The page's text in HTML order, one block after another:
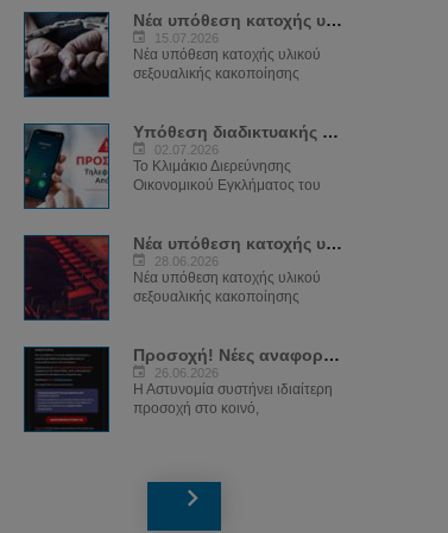
Νέα υπόθεση κατοχής υλικού παιδικής...
15.07.2026
Νέα υπόθεση κατοχής υλικού
σεξουαλικής κακοποίησης
Υπόθεση διαδικτυακής απάτης και...
02.07.2026
Το Κλιμάκιο Διερεύνησης
Οικονομικού Εγκλήματος του
Νέα υπόθεση κατοχής υλικού παιδικής...
28.06.2026
Νέα υπόθεση κατοχής υλικού
σεξουαλικής κακοποίησης
Προσοχή! Νέες αναφορές για παραπλανητικά...
26.06.2026
Η Αστυνομία συστήνει ιδιαίτερη
προσοχή στο κοινό,